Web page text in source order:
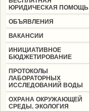
ЮРИДИЧЕСКАЯ ПОМОЩЬ
ОБЪЯВЛЕНИЯ
ВАКАНСИИ
ИНИЦИАТИВНОЕ
БЮДЖЕТИРОВАНИЕ
ПРОТОКОЛЫ
ЛАБОРАТОРНЫХ
ИССЛЕДОВАНИЙ ВОДЫ
ОХРАНА ОКРУЖАЮЩЕЙ
СРЕДЫ. ЭКОЛОГИЯ